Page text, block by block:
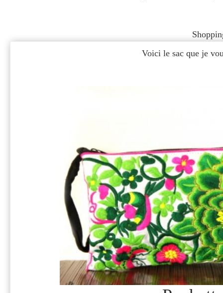
Voici le sac que je